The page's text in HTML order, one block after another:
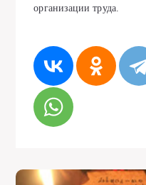
организации труда.